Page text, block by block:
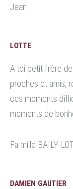
Jean
LOTTE
A toi petit frère de
proches et amis,
ces moments
moments de
Fa mille BAILY-
DAMIEN GAUTIER